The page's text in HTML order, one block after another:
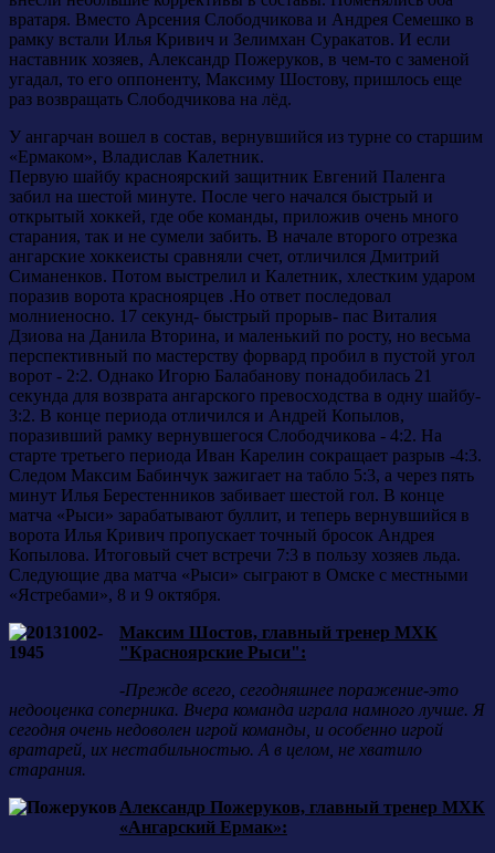
вратаря. Вместо Арсения Слободчикова и Андрея Семешко в
рамку встали Илья Кривич и Зелимхан Суракатов. И если
наставник хозяев, Александр Пожеруков, в чем-то с заменой
угадал, то его оппоненту, Максиму Шостову, пришлось еще
раз возвращать Слободчикова на лёд.
У ангарчан вошел в состав, вернувшийся из турне со старшим
«Ермаком», Владислав Калетник.
Первую шайбу красноярский защитник Евгений Паленга
забил на шестой минуте. После чего начался быстрый и
открытый хоккей, где обе команды, приложив очень много
старания, так и не сумели забить. В начале второго отрезка
ангарские хоккеисты сравняли счет, отличился Дмитрий
Симаненков. Потом выстрелил и Калетник, хлестким ударом
поразив ворота красноярцев .Но ответ последовал
молниеносно. 17 секунд- быстрый прорыв- пас Виталия
Дзиова на Данила Вторина, и маленький по росту, но весьма
перспективный по мастерству форвард пробил в пустой угол
ворот - 2:2. Однако Игорю Балабанову понадобилась 21
секунда для возврата ангарского превосходства в одну шайбу-
3:2. В конце периода отличился и Андрей Копылов,
поразивший рамку вернувшегося Слободчикова - 4:2. На
старте третьего периода Иван Карелин сокращает разрыв -4:3.
Следом Максим Бабинчук зажигает на табло 5:3, а через пять
минут Илья Берестенников забивает шестой гол. В конце
матча «Рыси» зарабатывают буллит, и теперь вернувшийся в
ворота Илья Кривич пропускает точный бросок Андрея
Копылова. Итоговый счет встречи 7:3 в пользу хозяев льда.
Следующие два матча «Рыси» сыграют в Омске с местными
«Ястребами», 8 и 9 октября.
Максим Шостов, главный тренер МХК
"Красноярские Рыси":
-Прежде всего, сегодняшнее поражение-это
недооценка соперника. Вчера команда играла намного лучше. Я
сегодня очень недоволен игрой команды, и особенно игрой
вратарей, их нестабильностью. А в целом, не хватило
старания.
Александр Пожеруков, главный тренер МХК
«Ангарский Ермак»: